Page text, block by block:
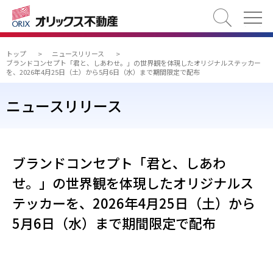
検索
トップ > ニュースリリース
>
ブランドコンセプト「君と、しあわせ。」の世界観を体現したオリジナルステッカー
を、2026年4月25日（土）から5月6日（水）まで期間限定で配布
ニュースリリース
ブランドコンセプト「君と、しあわ
せ。」の世界観を体現したオリジナルス
テッカーを、2026年4月25日（土）から
5月6日（水）まで期間限定で配布